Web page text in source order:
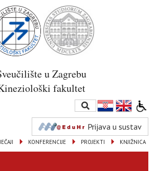
u Zagrebu
fakultet
Prijava u sustav
KNJIŽNICA
PROJEKTI
KONFERENCIJE